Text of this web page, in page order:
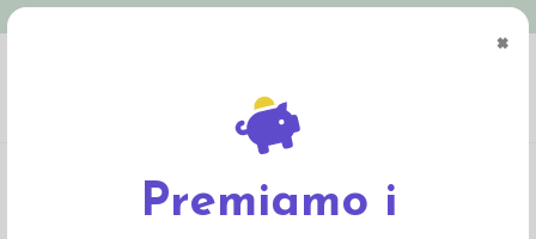
×
Premiamo i
Matita colorata per viso bambole - col. marrone